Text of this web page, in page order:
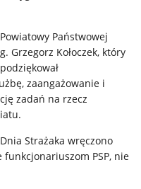
Państwowej
Grzegorz Kołoczek, który
zaangażowanie i
zadań na rzecz
Strażaka wręczono
PSP, nie